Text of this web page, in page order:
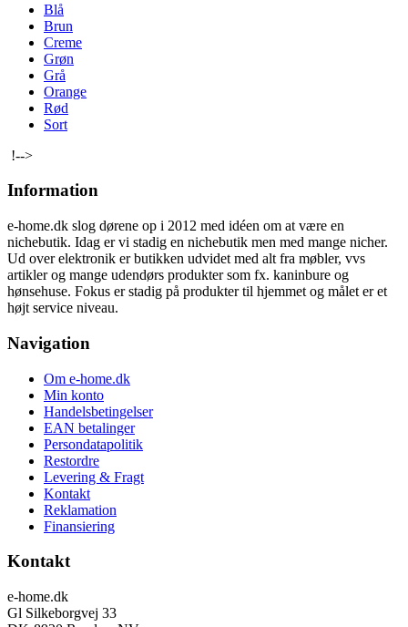
Blå
Brun
Creme
Grøn
Grå
Orange
Rød
Sort
!-->
Information
e-home.dk slog dørene op i 2012 med idéen om at være en
nichebutik. Idag er vi stadig en nichebutik men med mange nicher.
Ud over elektronik er butikken udvidet med alt fra møbler, vvs
artikler og mange udendørs produkter som fx. kaninbure og
hønsehuse. Fokus er stadig på produkter til hjemmet og målet er et
højt service niveau.
Navigation
Om e-home.dk
Min konto
Handelsbetingelser
EAN betalinger
Persondatapolitik
Restordre
Levering & Fragt
Kontakt
Reklamation
Finansiering
Kontakt
e-home.dk
Gl Silkeborgvej 33